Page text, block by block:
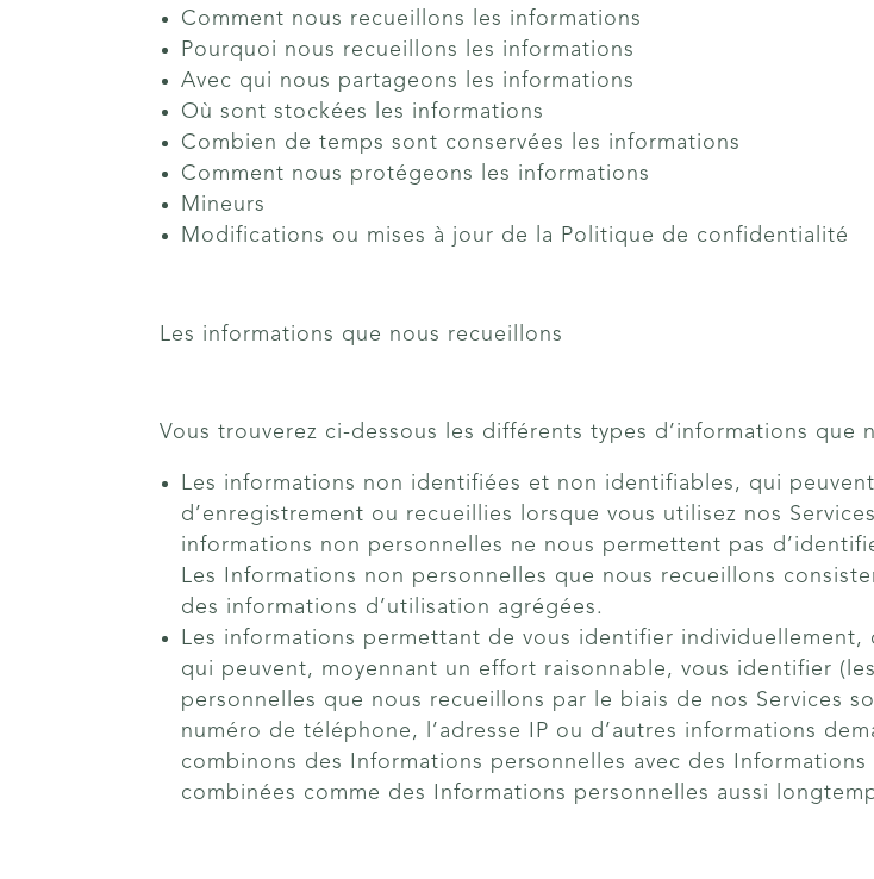
Comment nous recueillons les informations
Pourquoi nous recueillons les informations
Avec qui nous partageons les informations
Où sont stockées les informations
Combien de temps sont conservées les informations
Comment nous protégeons les informations
Mineurs
Modifications ou mises à jour de la Politique de confidentialité
Les informations que nous recueillons
Vous trouverez ci-dessous les différents types d’informations que
Les informations non identifiées et non identifiables, qui
d’enregistrement ou recueillies lorsque vous utilisez nos
informations non personnelles ne nous permettent pas
Les Informations non personnelles que nous recueillons
des informations d’utilisation agrégées.
Les informations permettant de vous identifier
qui peuvent, moyennant un effort raisonnable, vous identifier
personnelles que nous recueillons par le biais de nos Services
numéro de téléphone, l’adresse IP ou d’autres informations
combinons des Informations personnelles avec des
combinées comme des Informations personnelles aussi